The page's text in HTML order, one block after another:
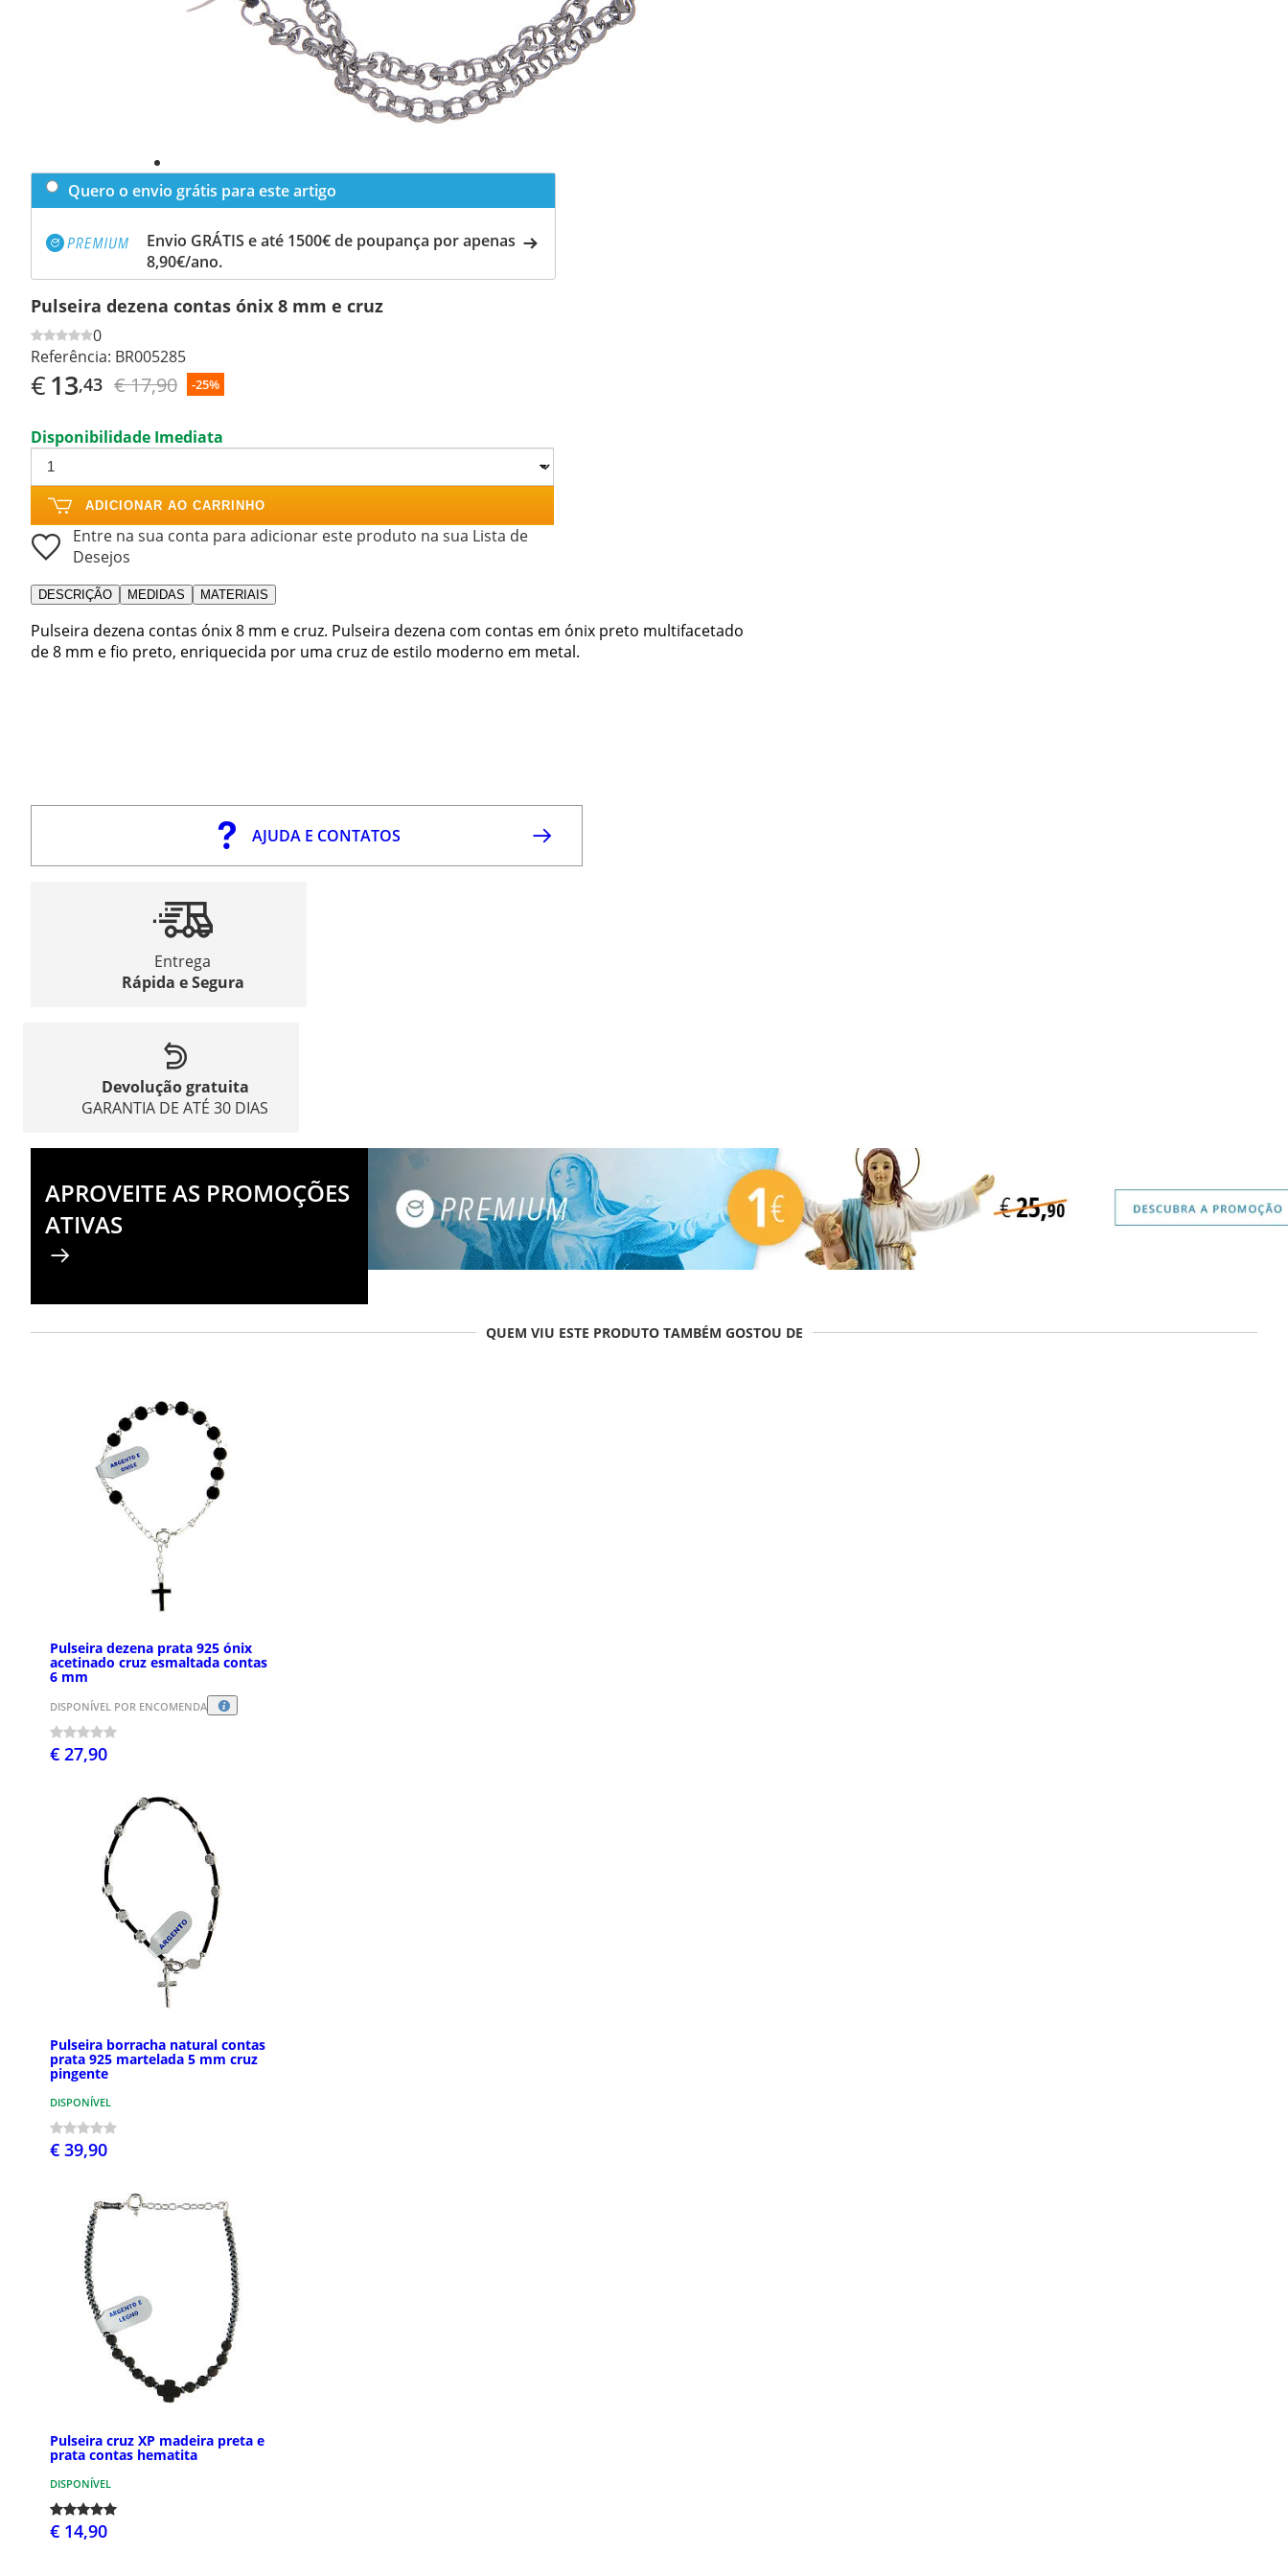
Quero o envio grátis para este artigo
Envio GRÁTIS e até 1500€ de poupança por apenas
8,90€/ano.
Pulseira dezena contas ónix 8 mm e cruz
0
Referência: BR005285
€13,43 € 17,90 -25%
Disponibilidade Imediata
ADICIONAR AO CARRINHO
Entre na sua conta para adicionar este produto na sua Lista de
Desejos
DESCRIÇÃO MEDIDAS MATERIAIS
Pulseira dezena contas ónix 8 mm e cruz. Pulseira dezena com contas em ónix preto multifacetado
de 8 mm e fio preto, enriquecida por uma cruz de estilo moderno em metal.
AJUDA E CONTATOS
Entrega
Rápida e Segura
Devolução gratuita
GARANTIA DE ATÉ 30 DIAS
APROVEITE AS PROMOÇÕES
ATIVAS
QUEM VIU ESTE PRODUTO TAMBÉM GOSTOU DE
Pulseira dezena prata 925 ónix
acetinado cruz esmaltada contas
6 mm
DISPONÍVEL POR ENCOMENDA
€ 27,90
Pulseira borracha natural contas
prata 925 martelada 5 mm cruz
pingente
DISPONÍVEL
€ 39,90
Pulseira cruz XP madeira preta e
prata contas hematita
DISPONÍVEL
€ 14,90